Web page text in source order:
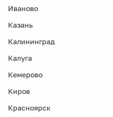
Иваново
Казань
Калининград
Калуга
Кемерово
Киров
Красноярск